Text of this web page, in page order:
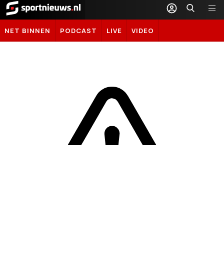
Sportnieuws.nl
NET BINNEN PODCAST LIVE VIDEO